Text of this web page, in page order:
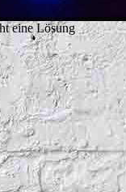
eine Lösung